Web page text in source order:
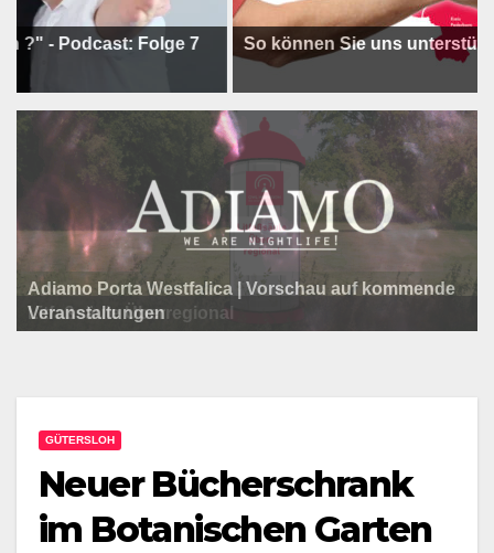
Folge 7 So können Sie uns unterstützen !
Programm der Komödie am Klosterplatz.
Litfaßsäule Überregional
Adiamo Porta Westfalica | Vorschau auf kommende
Veranstaltungen
Litfaßsäule Überregional
Tanzfest Bielefeld - 19. Juli bis 1. August 2026
Litfaßsäule Überregional
GÜTERSLOH
Neuer Bücherschrank
im Botanischen Garten